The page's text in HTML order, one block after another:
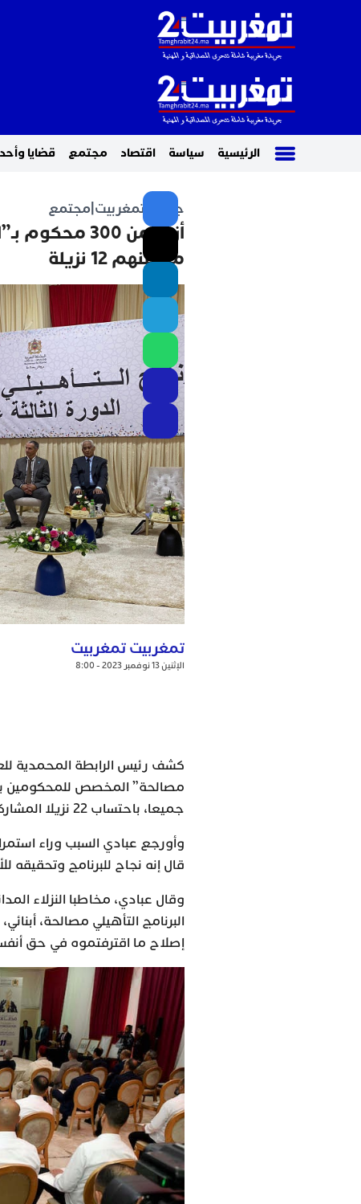
الرئيسية سياسة اقتصاد مجتمع قضايا
جريدة تمغربيت مجتمع
أزيد من 300
من بينهم 12 نزيلة
تمغربيت تمغربيت
الإثنين 13 نوفمبر 2023 - 8:00
كشف رئيس الرابطة المحمدية
جميعا، باحتساب 22 نزيلا المشاركين في الدورة 13.
وأورجع عبادي السبب وراء
قال إنه نجاح للبرنامج وتحقيقه
وقال عبادي، مخاطبا النزلاء
البرنامج التأهيلي مصالحة،
إصلاح ما اقترفتموه في حق